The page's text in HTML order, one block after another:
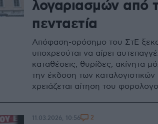
λογαριασμών από
πενταετία
Απόφαση-ορόσημο του ΣτΕ
υποχρεούται να αίρει
καταθέσεις, θυρίδες, ακίνητα
την έκδοση των
χρειάζεται αίτηση του
11.03.2026, 10:56 2